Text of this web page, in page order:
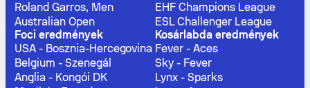
Roland Garros, Men
Australian Open
EHF Champions League
ESL Challenger League
Foci eredmények
USA - Bosznia-Hercegovina
Belgium - Szenegál
Anglia - Kongói DK
Kosárlabda eredmények
Fever - Aces
Sky - Fever
Lynx - Sparks